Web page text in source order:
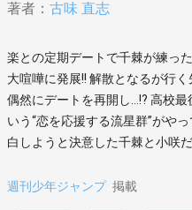
著者： 古味 直志
楽との定期デートで千棘が練っ
大喧嘩に発展!! 解散となるが行
偶然にデートを再開し…!? 高校
いう“恋を応援する流星群”がや
白しようと決意した千棘と小咲
週刊少年ジャンプ 掲載